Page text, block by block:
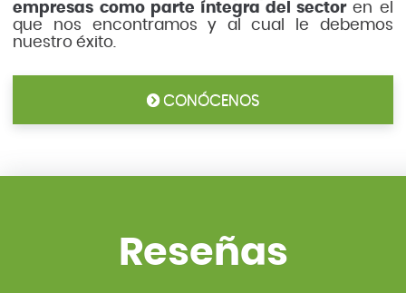
empresas como parte íntegra del sectoren el
que nos encontramos y al cual le debemos
nuestro éxito.
CONÓCENOS
Reseñas